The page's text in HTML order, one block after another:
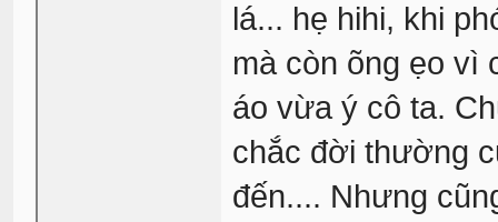
lá... hẹ hihi, khi
mà còn õng ẹo vì
áo vừa ý cô ta.
chắc đời thường
đến.... Nhưng